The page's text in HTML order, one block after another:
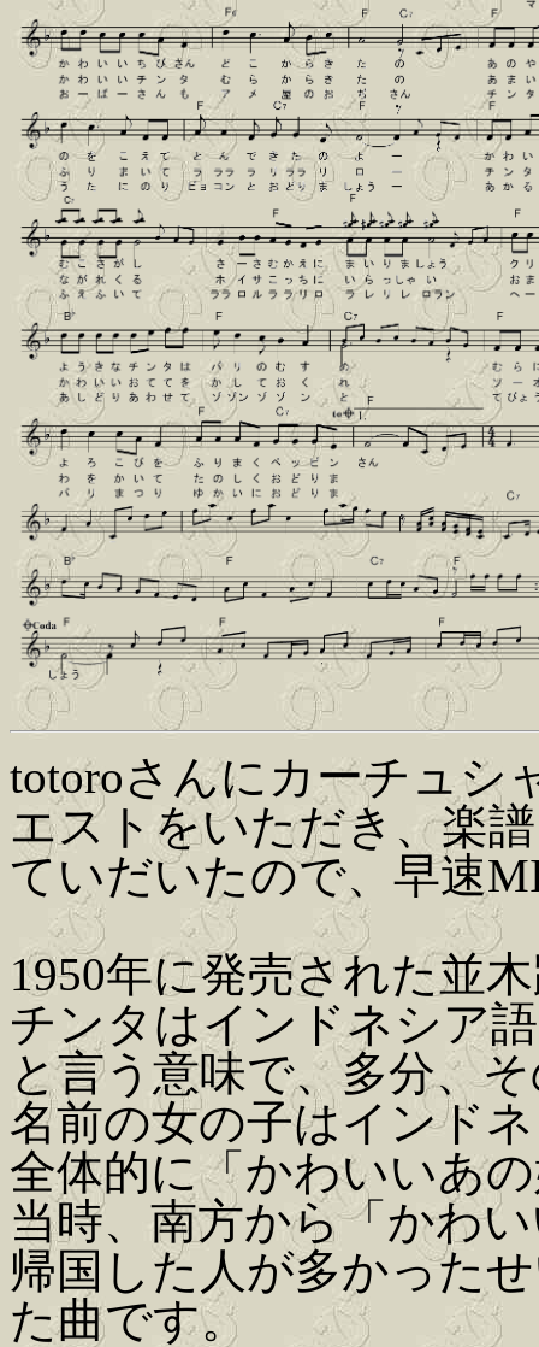
totoroさんにカーチュシ
エストをいただき、楽
ていだいたので、早速
1950年に発売された並
チンタはインドネシア
と言う意味で、多分、
名前の女の子はインド
全体的に「かわいいあ
当時、南方から「かわ
帰国した人が多かった
た曲です。